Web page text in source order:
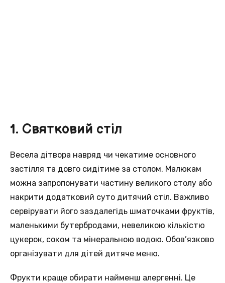
1. Святковий стіл
Весела дітвора навряд чи чекатиме основного
застілля та довго сидітиме за столом. Малюкам
можна запропонувати частину великого столу або
накрити додатковий суто дитячий стіл. Важливо
сервірувати його заздалегідь шматочками фруктів,
маленькими бутербродами, невеликою кількістю
цукерок, соком та мінеральною водою. Обов’язково
організувати для дітей дитяче меню.
Фрукти краще обирати найменш алергенні. Це